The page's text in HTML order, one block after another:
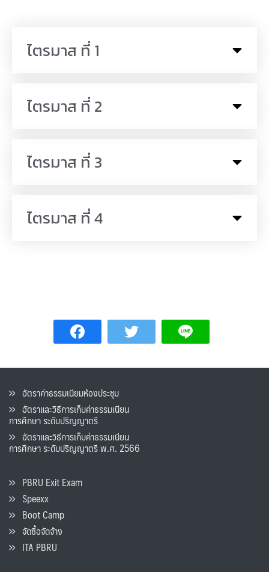
ไตรมาส ที่ 1
ไตรมาส ที่ 2
ไตรมาส ที่ 3
ไตรมาส ที่ 4
อัตราค่าธรรมเนียมห้องประชุม
อัตราและวิธีการเก็บค่าธรรมเนียน
การศึกษา ระดับปริญญาตรี
อัตราและวิธีการเก็บค่าธรรมเนียน
การศึกษา ระดับปริญญาตรี พ.ศ. 2566
PBRU Exit Exam
Speexx
Boot Camp
จัดซื้อจัดจ้าง
ITA PBRU